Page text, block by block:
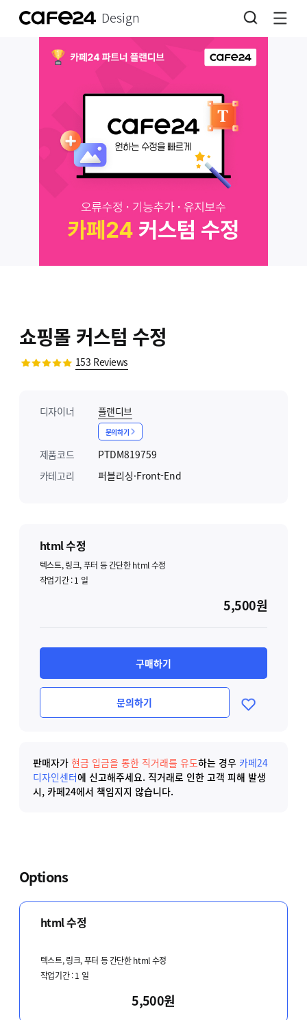
Design
Options
html 수정
텍스트, 링크, 푸터 등 간단한 html 수정
작업기간 :1 일
5,500원
쇼핑몰 커스텀 수정
153 Reviews
디자이너 플랜디브
문의하기
제품코드
PTDM819759
카테고리
퍼블리싱·Front-End
html 수정
텍스트, 링크, 푸터 등 간단한 html 수정
작업기간 :1 일
5,500원
구매하기
문의하기
판매자가 현금 입금을 통한 직거래를 유도하는 경우 카페24
디자인센터에 신고해주세요. 직거래로 인한 고객 피해 발생
시, 카페24에서 책임지지 않습니다.